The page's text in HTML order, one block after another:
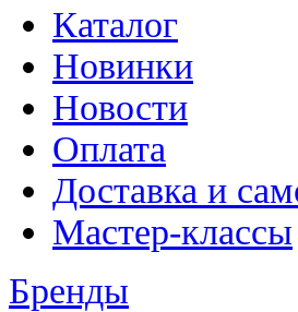
Каталог
Новинки
Новости
Оплата
Доставка и
Мастер-классы
Бренды